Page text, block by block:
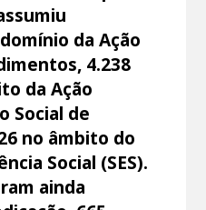
da Ação
4.238
da Ação
Social de
no âmbito do
Social (SES).
ainda